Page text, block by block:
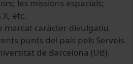
les missions espacials;
etc.
marcat caràcter divulgatiu
punts del país pels Serveis
de Barcelona (UB).